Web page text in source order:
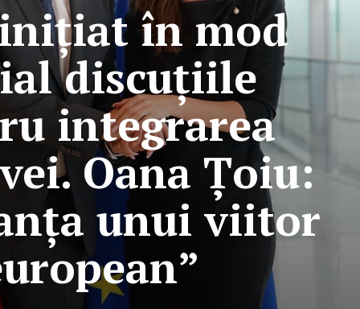
inițiat în mod
discuțiile
integrarea
Oana Țoiu:
unui viitor